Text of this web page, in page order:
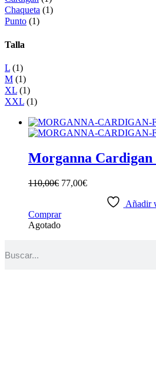
Chaqueta (1)
Punto (1)
Talla
L (1)
M (1)
XL (1)
XXL (1)
Morganna
110,00€ 77,00€
Añadir
Comprar
Agotado